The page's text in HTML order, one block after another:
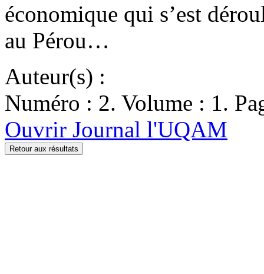
économique qui s’est
au Pérou…
Auteur(s) :
Numéro : 2. Volume : 1.
Ouvrir Journal l'UQAM
Retour aux résultats